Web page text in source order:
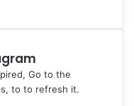
Go to the
to to refresh it.